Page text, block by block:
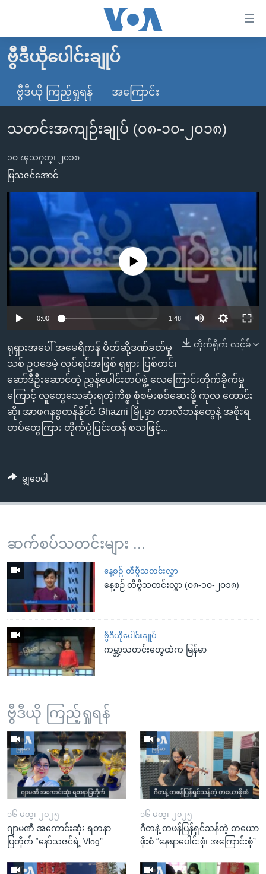
လွယ်ကူ
စေ
သည့်
များ
ပင်မ
အကြောင်းအရာ
ပင်မ
စာမျက်နှာ
ကြည့်
ရန်
ရှာဖွေ
ရန်
နေရာ
သို့
မူလစာမျက်နှာ
မြန်မာ
ကမ္ဘာ့သတင်းများ
နိုင်ငံတကာ
တရုတ်
အစ္စရေး-ပါလက်စတိုင်း
ဗွီဒီယို
ရပ်ဝန်းတခု လမ်းတခု အလွန်
အင်္ဂလိပ်စာလေ့လာမယ်
အမေရိကန်သုံးအီဒီယံ
မကြေးမုံရဲ့ အင်္ဂလိပ်စာ
ရုပ်ရှင်ထဲက အင်္ဂလိပ်စာ
သုတပဒေသာ အင်္ဂလိပ်စာ
အပတ်စဉ်ကဏ္ဍများ
တီဗွီ
ရေဒီယိုနှင့်ရုပ်သံ အချက်အလက်များ
ရေဒီယို/တီဗွီအစီအစဉ်
Learning English
ဗွီအိုအေ လူမှုကွန်ယက်များ
ဘာသာစကားများ
ဗွီဒီယိုပေါင်းချုပ်
ဗွီဒီယို ကြည့်ရှုရန် အကြောင်း
သတင်းအကျဉ်းချုပ် (၀၈-၁၀-၂၀၁၈)
၁၀ ၾသဂုတ္၊ ၂၀၁၈
မြသဇင်အောင်
No media source currently available
0:00 1:48
တိုက်ရိုက် လင့်ခ်
ရုရှားအပေါ် အမေရိကန် ပိတ်ဆို့ဒဏ်ခတ်မှု
သစ် ဥပဒေမဲ့ လုပ်ရပ်အဖြစ် ရုရှား ပြစ်တင်၊
ဆော်ဒီဦးဆောင်တဲ့ ညွှန့်ပေါင်းတပ်ဖွဲ့ လေကြောင်းတိုက်ခိုက်မှု
ကြောင့် လူတွေသေဆုံးရတဲ့ကိစ္စ စုံစမ်းစစ်ဆေးဖို့ ကုလ တောင်း
ဆို၊ အာဖဂနစ္စတန်နိုင်ငံ Ghazni မြို့မှာ တာလီဘန်တွေနဲ့ အစိုးရ
တပ်တွေကြား တိုက်ပွဲပြင်းထန် စသဖြင့်...
မျှဝေပါ
ဆက်စပ်သတင်းများ ...
နေ့စဉ် တီဗွီသတင်းလွှာ
နေ့စဉ် တီဗွီသတင်းလွှာ (၀၈-၁၀-၂၀၁၈)
ဗွီဒီယိုပေါင်းချုပ်
ကမ္ဘာ့သတင်းတွေထဲက မြန်မာ
ဗွီဒီယို ကြည့်ရှုရန်
၁၆ မတ္၊ ၂၀၂၅
ဂျာမဏီ အကောင်းဆုံး ရတနာ
ပြတိုက် “နော်သဇင်ရဲ့ Vlog”
၁၆ မတ္၊ ၂၀၂၅
ဂီတနဲ့ တဖန်ပြန်ရှင်သန်တဲ့ တယော
ဖိုးစံ “နေရာပေါင်းစုံ၊ အကြောင်းစုံ”